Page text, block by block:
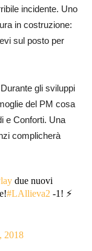
incidente. Uno
in costruzione:
sul posto per
gli sviluppi
del PM cosa
e Conforti. Una
complicherà
due nuovi
#LAllieva2 -1! ⚡️
2018